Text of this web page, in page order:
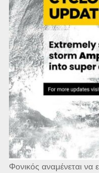
Φονικός αναμένεται να